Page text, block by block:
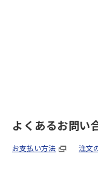
よくあるお問い
お支払い方法 注文